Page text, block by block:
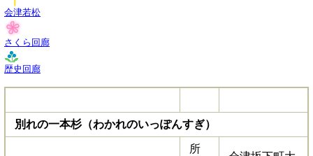
会津若松
さくら回廊
歴史回廊
別れの一本杉（わかれのいっぽんすぎ）
所